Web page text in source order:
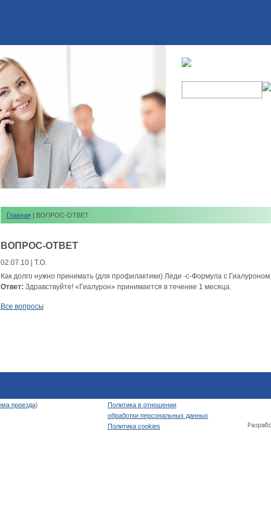
Главная | ВОПРОС-ОТВЕТ
ВОПРОС-ОТВЕТ
02.07.10 | Т.О.
Как долго нужно принимать (для профилактики) Леди -с-Формула с
Ответ: Здравствуйте! «Гиалурон» принимается в течение 1 месяца.
Все вопросы
проезда)
Политика в отношении
обработки персональных данных
Политика cookies